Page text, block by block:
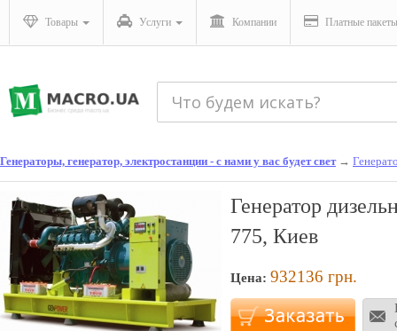
Товары Услуги Компании Платные пакеты
Генераторы, генератор, электростанции - с нами у вас будет свет→
Генератор
775, Киев
Цена: 932136 грн.